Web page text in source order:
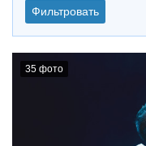
Фильтровать
35 фото